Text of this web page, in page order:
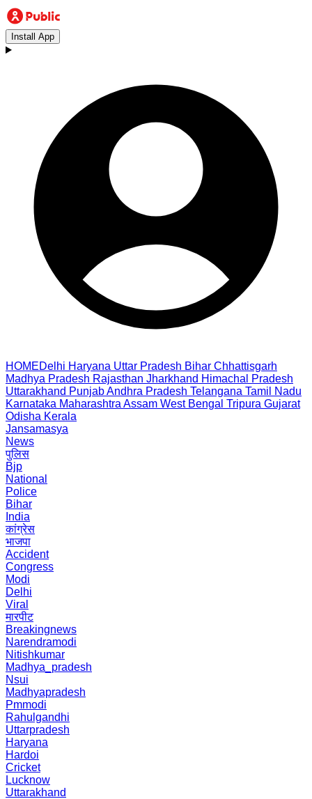
Install App
HOMEDelhi Haryana Uttar Pradesh Bihar Chhattisgarh
Madhya Pradesh Rajasthan Jharkhand Himachal Pradesh
Uttarakhand PunjabAndhra Pradesh Telangana Tamil Nadu
Karnataka Maharashtra Assam West Bengal Tripura Gujarat
Odisha Kerala
Jansamasya
News
पुलिस
Bjp
National
Police
Bihar
India
कांग्रेस
भाजपा
Accident
Congress
Modi
Delhi
Viral
मारपीट
Breakingnews
Narendramodi
Nitishkumar
Madhya_pradesh
Nsui
Madhyapradesh
Pmmodi
Rahulgandhi
Uttarpradesh
Haryana
Hardoi
Cricket
Lucknow
Uttarakhand